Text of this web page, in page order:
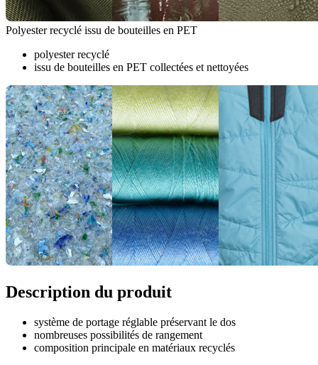
Polyester recyclé issu de bouteilles en PET
polyester recyclé
issu de bouteilles en PET collectées et nettoyées
Description du produit
système de portage réglable préservant le dos
nombreuses possibilités de rangement
composition principale en matériaux recyclés